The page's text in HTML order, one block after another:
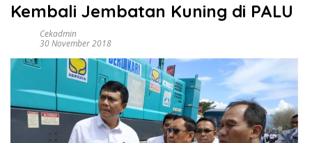
Kembali Jembatan Kuning di PALU
Cekadmin
30 November 2018